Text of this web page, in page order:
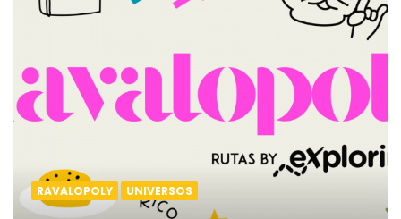
RAVALOPOLY UNIVERSOS